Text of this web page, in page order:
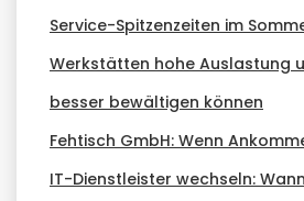
Service-Spitzenzeiten im
Werkstätten hohe Auslastung
besser bewältigen können
Fehtisch GmbH: Wenn
IT-Dienstleister wechseln: